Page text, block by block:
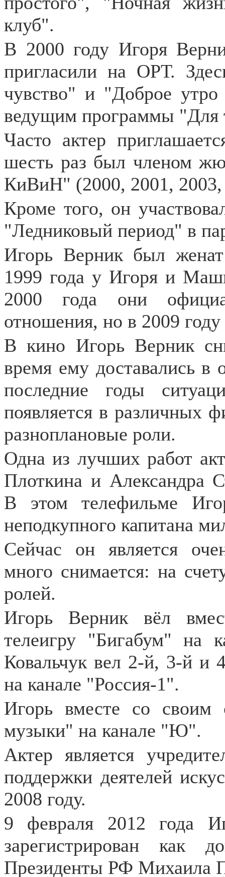
клуб".
В 2000 году Игоря
пригласили на ОРТ.
чувство" и "Доброе
ведущим программы "Для
Часто актер
шесть раз был членом
КиВиН" (2000, 2001, 2003,
Кроме того, он
"Ледниковый период" в
Игорь Верник был
1999 года у Игоря и
2000 года они
отношения, но в 2009
В кино Игорь Верник
время ему доставались в
последние годы
появляется в различных
разноплановые роли.
Одна из лучших работ
Плоткина и Александра
В этом телефильме
неподкупного капитана
Сейчас он является
много снимается: на
ролей.
Игорь Верник вёл
телеигру "Бигабум"
Ковальчук вел 2-й, 3-й
на канале "Россия-1".
Игорь вместе со
музыки" на канале "Ю".
Актер является
поддержки деятелей
2008 году.
9 февраля 2012 года
зарегистрирован как
Президенты РФ Михаила